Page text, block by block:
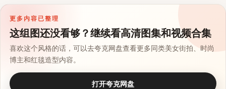
更多内容已整理
这组图还没看够？继续看高清图集和视频合集
喜欢这个风格的话，可以去夸克网盘查看更多同类美女街拍、时尚
博主和红毯造型内容。
打开夸克网盘